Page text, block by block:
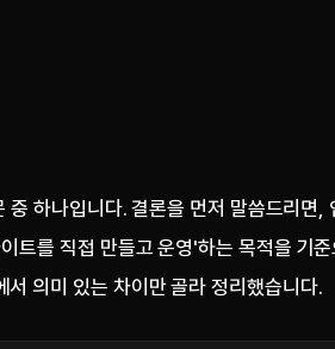
하나입니다. 결론을 먼저 말씀드리면,
트를 직접 만들고 운영'하는 목적을 기
의미 있는 차이만 골라 정리했습니다.